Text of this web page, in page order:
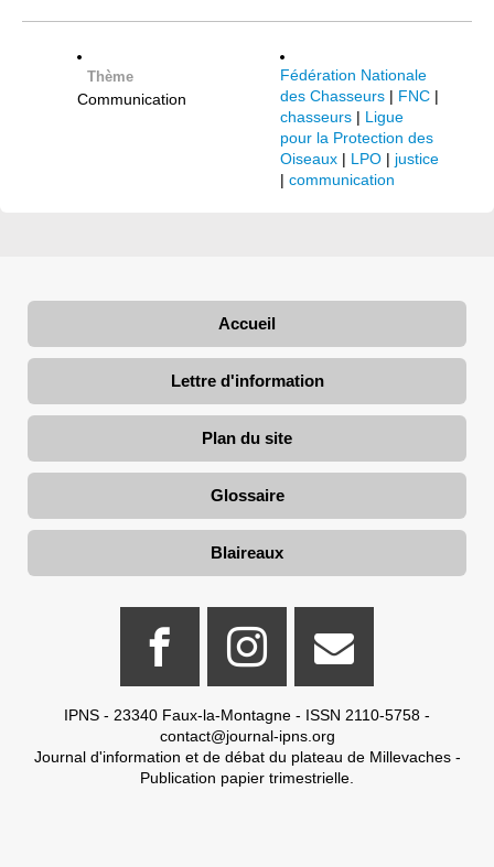
Thème
Communication
Fédération Nationale
des Chasseurs | FNC |
chasseurs | Ligue
pour la Protection des
Oiseaux | LPO | justice
| communication
Accueil
Lettre d'information
Plan du site
Glossaire
Blaireaux
IPNS - 23340 Faux-la-Montagne - ISSN 2110-5758 -
contact@journal-ipns.org
Journal d'information et de débat du plateau de Millevaches -
Publication papier trimestrielle.